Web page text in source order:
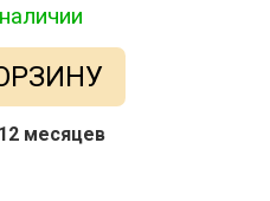
месяцев